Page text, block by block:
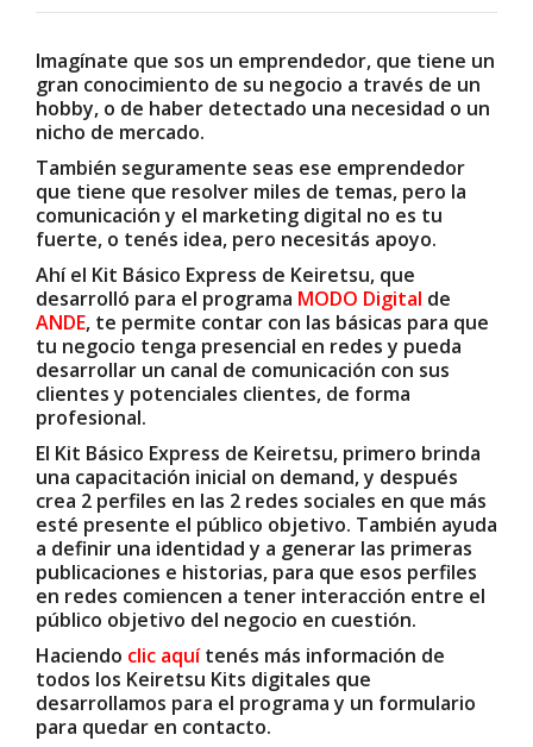
Imagínate que sos un emprendedor, que tiene un
gran conocimiento de su negocio a través de un
hobby, o de haber detectado una necesidad o un
nicho de mercado.
También seguramente seas ese emprendedor
que tiene que resolver miles de temas, pero la
comunicación y el marketing digital no es tu
fuerte, o tenés idea, pero necesitás apoyo.
Ahí el Kit Básico Express de Keiretsu, que
desarrolló para el programa MODO Digital de
ANDE, te permite contar con las básicas para que
tu negocio tenga presencial en redes y pueda
desarrollar un canal de comunicación con sus
clientes y potenciales clientes, de forma
profesional.
El Kit Básico Express de Keiretsu, primero brinda
una capacitación inicial on demand, y después
crea 2 perfiles en las 2 redes sociales en que más
esté presente el público objetivo. También ayuda
a definir una identidad y a generar las primeras
publicaciones e historias, para que esos perfiles
en redes comiencen a tener interacción entre el
público objetivo del negocio en cuestión.
Haciendo clic aquí tenés más información de
todos los Keiretsu Kits digitales que
desarrollamos para el programa y un formulario
para quedar en contacto.